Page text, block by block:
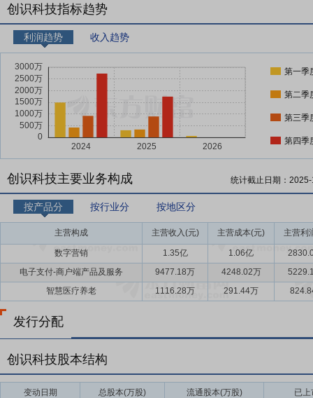
创识科技指标趋势
利润趋势 收入趋势
第一季
第二季
第三季
第四季
创识科技主要业务构成 统计截止日期：
按产品分 按行业分 按地区分
主营构成 主营收入(元) 主营成本(元) 主营利
数字营销 1.35亿 1.06亿
电子支付-商户端产品及服务
9477.18万 4248.02万
智慧医疗养老
1116.28万 291.44万
发行分配
创识科技股本结构
变动日期 总股本(万股) 流通股本(万股) 已